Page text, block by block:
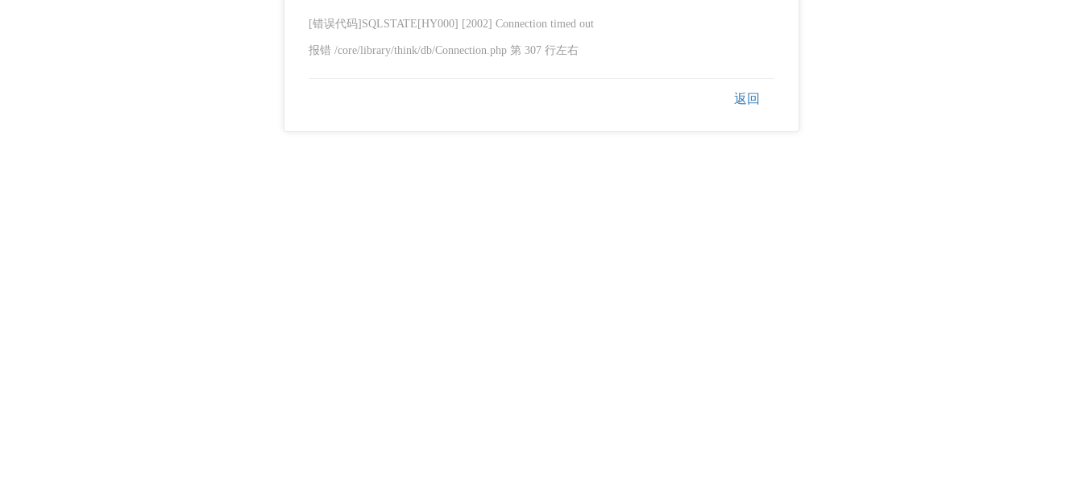
[错误代码]SQLSTATE[HY000] [2002] Connection timed out
报错 /core/library/think/db/Connection.php 第 307 行左右
返回